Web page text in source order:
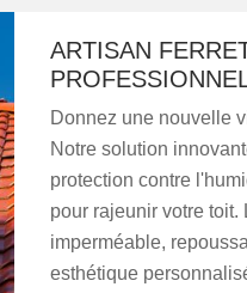
ARTISAN
Donnez une nouvelle
Notre solution
protection contre
pour rajeunir votre
imperméable,
esthétique